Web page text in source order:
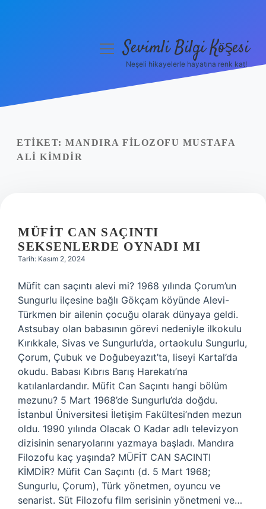
Yasal Uyarı
menüyüSevimli Bilgi Köşesi
Neşeli hikayelerle hayatına renk kat!
ETIKET: MANDIRA FILOZOFU MUSTAFA
ALI KIMDIR
MÜFIT CAN SAÇINTI
SEKSENLERDE OYNADI MI
Tarih: Kasım 2, 2024
Müfit can saçıntı alevi mi? 1968 yılında Çorum’un
Sungurlu ilçesine bağlı Gökçam köyünde Alevi-
Türkmen bir ailenin çocuğu olarak dünyaya geldi.
Astsubay olan babasının görevi nedeniyle ilkokulu
Kırıkkale, Sivas ve Sungurlu’da, ortaokulu Sungurlu,
Çorum, Çubuk ve Doğubeyazıt’ta, liseyi Kartal’da
okudu. Babası Kıbrıs Barış Harekatı’na
katılanlardandır. Müfit Can Saçıntı hangi bölüm
mezunu? 5 Mart 1968’de Sungurlu’da doğdu.
İstanbul Üniversitesi İletişim Fakültesi’nden mezun
oldu. 1990 yılında Olacak O Kadar adlı televizyon
dizisinin senaryolarını yazmaya başladı. Mandıra
Filozofu kaç yaşında? MÜFİT CAN SACINTI
KİMDİR? Müfit Can Saçıntı (d. 5 Mart 1968;
Sungurlu, Çorum), Türk yönetmen, oyuncu ve
senarist. Süt Filozofu film serisinin yönetmeni ve…